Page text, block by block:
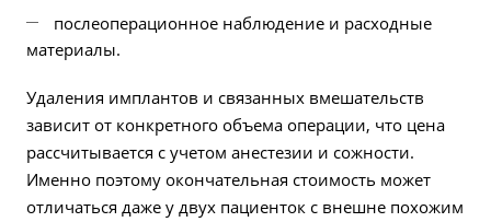
послеоперационное наблюдение и расходные
материалы.
Удаления имплантов и связанных вмешательств
зависит от конкретного объема операции, что цена
рассчитывается с учетом анестезии и сожности.
Именно поэтому окончательная стоимость может
отличаться даже у двух пациенток с внешне похожим